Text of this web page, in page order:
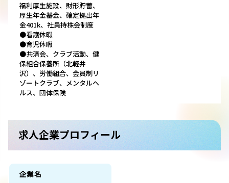
福利厚生施設、財形貯蓄、
厚生年金基金、確定拠出年
金401k、社員持株会制度
●看護休暇
●育児休暇
●共済会、クラブ活動、健
保組合保養所（北軽井
沢）、労働組合、会員制リ
ゾートクラブ、メンタルヘ
ルス、団体保険
求人企業プロフィール
企業名